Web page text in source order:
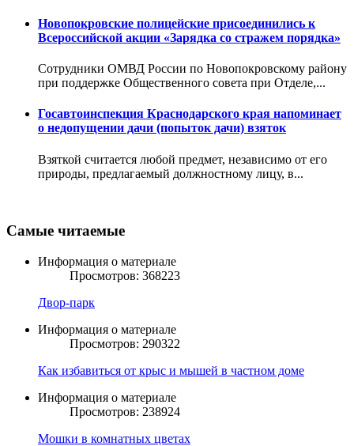
Новопокровские полицейские присоединились к
Всероссийской акции «Зарядка со стражем порядка»
Сотрудники ОМВД России по Новопокровскому району
при поддержке Общественного совета при Отделе,...
Госавтоинспекция Краснодарского края напоминает
о недопущении дачи (попыток дачи) взяток
Взяткой считается любой предмет, независимо от его
природы, предлагаемый должностному лицу, в...
Самые читаемые
Информация о материале
Просмотров: 368223
Двор-парк
Информация о материале
Просмотров: 290322
Как избавиться от крыс и мышей в частном доме
Информация о материале
Просмотров: 238924
Мошки в комнатных цветах